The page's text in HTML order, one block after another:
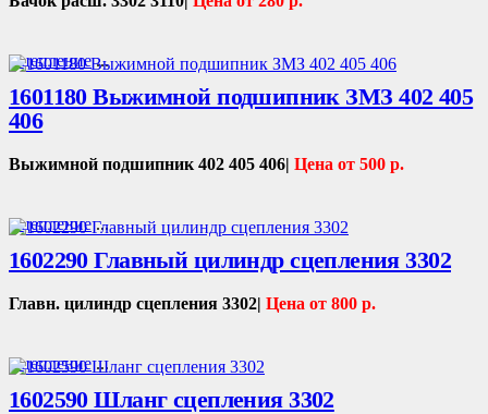
Сцепление...
1601180 Выжимной подшипник ЗМЗ 402 405
406
Выжимной подшипник 402 405 406| Цена от 500 р.
Сцепление...
1602290 Главный цилиндр сцепления 3302
Главн. цилиндр сцепления 3302| Цена от 800 р.
Сцепление...
1602590 Шланг сцепления 3302